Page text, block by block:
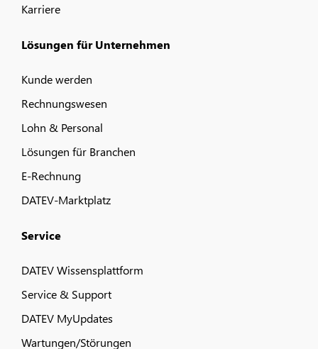
Karriere
Lösungen für Unternehmen
Kunde werden
Rechnungswesen
Lohn & Personal
Lösungen für Branchen
E-Rechnung
DATEV-Marktplatz
Service
DATEV Wissensplattform
Service & Support
DATEV MyUpdates
Wartungen/Störungen